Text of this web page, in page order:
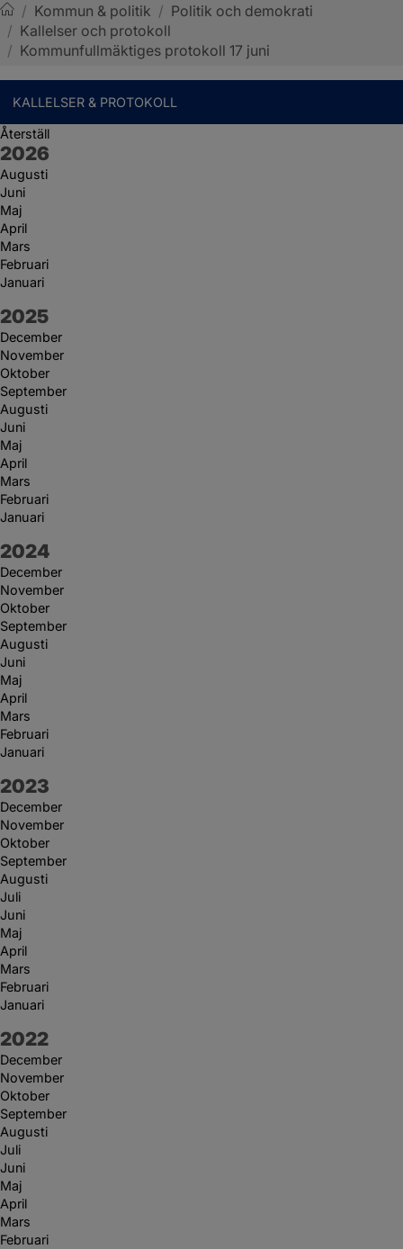
Sotenäs kommun
/ Kommun & politik / Politik och demokrati
/ Kallelser och protokoll
/ Kommunfullmäktiges protokoll 17 juni
KALLELSER & PROTOKOLL
Återställ
År:
2026
Augusti
Juni
Maj
April
Mars
Februari
Januari
År:
2025
December
November
Oktober
September
Augusti
Juni
Maj
April
Mars
Februari
Januari
År:
2024
December
November
Oktober
September
Augusti
Juni
Maj
April
Mars
Februari
Januari
År:
2023
December
November
Oktober
September
Augusti
Juli
Juni
Maj
April
Mars
Februari
Januari
År:
2022
December
November
Oktober
September
Augusti
Juli
Juni
Maj
April
Mars
Februari